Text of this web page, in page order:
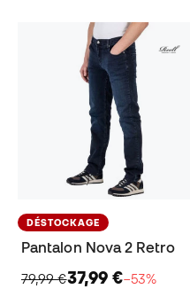
DÉSTOCKAGE
Pantalon Nova 2 Retro
79,99 €37,99 €−53%